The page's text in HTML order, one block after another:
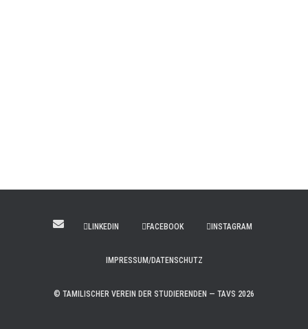
LINKEDIN FACEBOOK INSTAGRAM
IMPRESSUM/DATENSCHUTZ
© TAMILISCHER VEREIN DER STUDIERENDEN — TAVS 2026